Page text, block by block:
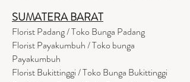
SUMATERA BARAT
Florist Padang / Toko Bunga Padang
Florist Payakumbuh / Toko bunga
Payakumbuh
Florist Bukittinggi / Toko Bunga Bukittinggi